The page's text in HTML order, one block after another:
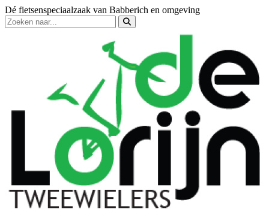
Dé fietsenspeciaalzaak van Babberich en omgeving